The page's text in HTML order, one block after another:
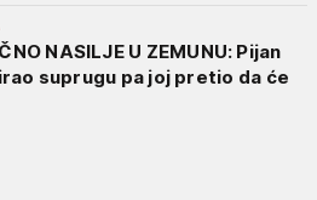
NASILJE U ZEMUNU: Pijan
suprugu pa joj pretio da će